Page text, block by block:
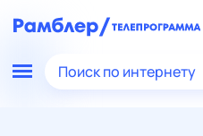
Поиск по интернету